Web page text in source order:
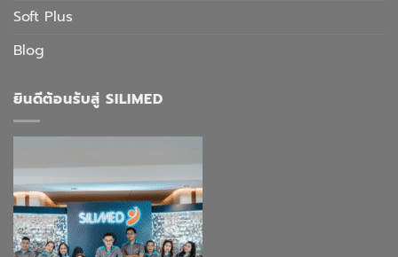
Soft Plus
Blog
ยินดีต้อนรับสู่ SILIMED